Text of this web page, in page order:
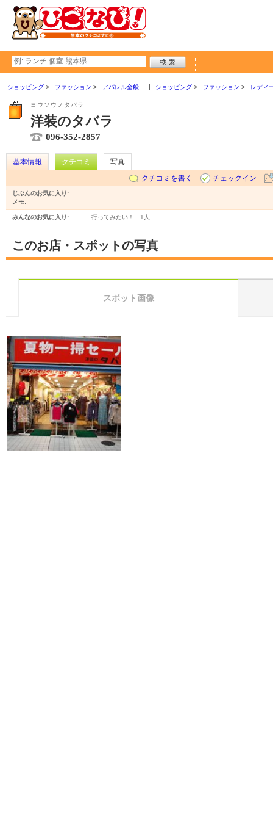
ショッピング ファッション アパレル全般 ショッピング ファッション レディ
ヨウソウノタバラ
洋装のタバラ
096-352-2857
基本情報 クチコミ
写真
クチコミを書く
チェックイン
じぶんのお気に入り:
メモ:
みんなのお気に入り: 行ってみたい！… 1人
このお店・スポットの写真
スポット画像